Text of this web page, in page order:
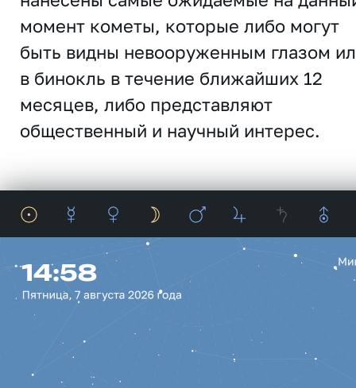
момент кометы, которые либо могут
быть видны невооруженным глазом
в бинокль в течение ближайших 12
месяцев, либо представляют
общественный и научный интерес.